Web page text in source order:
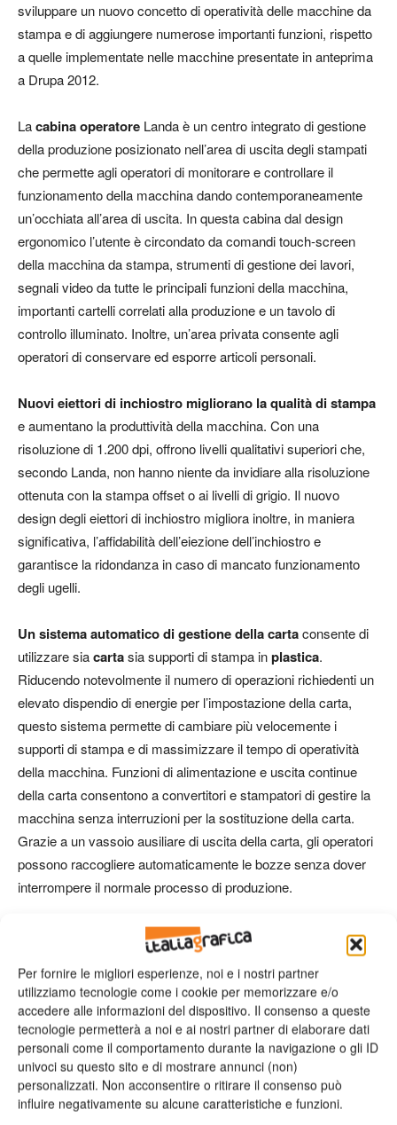
Per fornire le migliori esperienze, noi e i nostri partner
utilizziamo tecnologie come i cookie per memorizzare e/o
accedere alle informazioni del dispositivo. Il consenso a queste
tecnologie permetterà a noi e ai nostri partner di elaborare dati
personali come il comportamento durante la navigazione o gli ID
univoci su questo sito e di mostrare annunci (non)
personalizzati. Non acconsentire o ritirare il consenso può
influire negativamente su alcune caratteristiche e funzioni.
sviluppare un nuovo concetto di operatività delle macchine da
stampa e di aggiungere numerose importanti funzioni, rispetto
a quelle implementate nelle macchine presentate in anteprima
a Drupa 2012.
Lacabina operatore Landa è un centro integrato di gestione
della produzione posizionato nell’area di uscita degli stampati
che permette agli operatori di monitorare e controllare il
funzionamento della macchina dando contemporaneamente
un’occhiata all’area di uscita. In questa cabina dal design
ergonomico l’utente è circondato da comandi touch-screen
della macchina da stampa, strumenti di gestione dei lavori,
segnali video da tutte le principali funzioni della macchina,
importanti cartelli correlati alla produzione e un tavolo di
controllo illuminato. Inoltre, un’area privata consente agli
operatori di conservare ed esporre articoli personali.
Nuovi eiettori di inchiostro migliorano la qualità di stampa
e aumentano la produttività della macchina. Con una
risoluzione di 1.200 dpi, offrono livelli qualitativi superiori che,
secondo Landa, non hanno niente da invidiare alla risoluzione
ottenuta con la stampa offset o ai livelli di grigio. Il nuovo
design degli eiettori di inchiostro migliora inoltre, in maniera
significativa, l’affidabilità dell’eiezione dell’inchiostro e
garantisce la ridondanza in caso di mancato funzionamento
degli ugelli.
Un sistema automatico di gestione della cartaconsente di
utilizzare siacartasia supporti di stampa inplastica.
Riducendo notevolmente il numero di operazioni richiedenti un
elevato dispendio di energie per l’impostazione della carta,
questo sistema permette di cambiare più velocemente i
supporti di stampa e di massimizzare il tempo di operatività
della macchina. Funzioni di alimentazione e uscita continue
della carta consentono a convertitori e stampatori di gestire la
macchina senza interruzioni per la sostituzione della carta.
Grazie a un vassoio ausiliare di uscita della carta, gli operatori
possono raccogliere automaticamente le bozze senza dover
interrompere il normale processo di produzione.
Una tradizionale unità di spalmatura in linea opzionale
consentirà di nobilitare in maniera efficiente i prodotti realizzati
con la stampa nanografica sia in modo completo che selettivo.
L’unità di spalmatura potrà essere utilizzata sia con rulli e
cliché per stampa flessografica siacon una varietà di inchiostri
UV e a base d’acqua.
Terzo trimestre 2014, arrivano le prime